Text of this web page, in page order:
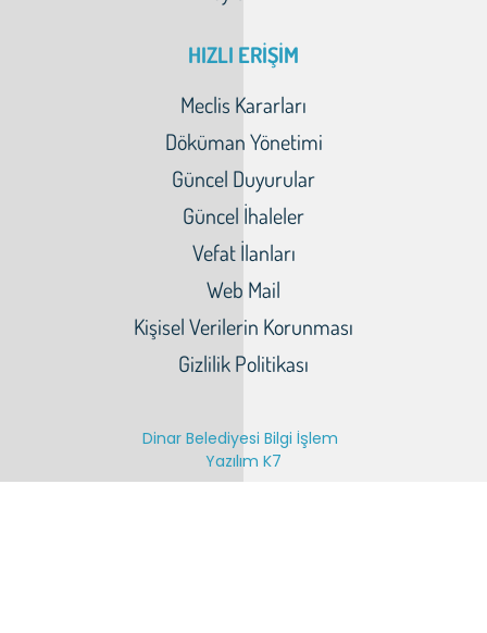
HIZLI ERİŞİM
Meclis Kararları
Döküman Yönetimi
Güncel Duyurular
Güncel İhaleler
Vefat İlanları
Web Mail
Kişisel Verilerin Korunması
Gizlilik Politikası
Dinar Belediyesi Bilgi İşlem
Yazılım K7